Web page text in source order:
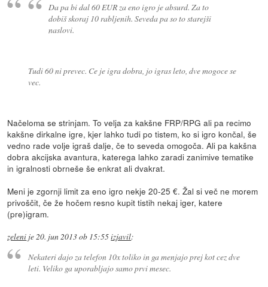
Da pa bi dal 60 EUR za eno igro je absurd. Za to
dobiš skoraj 10 rabljenih. Seveda pa so to starejši
naslovi.
Tudi 60 ni prevec. Ce je igra dobra, jo igras leto, dve mogoce se
vec.
Načeloma se strinjam. To velja za kakšne FRP/RPG ali pa recimo
kakšne dirkalne igre, kjer lahko tudi po tistem, ko si igro končal, še
vedno rade volje igraš dalje, če to seveda omogoča. Ali pa kakšna
dobra akcijska avantura, katerega lahko zaradi zanimive tematike
in igralnosti obrneše še enkrat ali dvakrat.
Meni je zgornji limit za eno igro nekje 20-25 €. Žal si več ne morem
privoščit, če že hočem resno kupit tistih nekaj iger, katere
(pre)igram.
zeleni je20. jun 2013 ob 15:55izjavil:
Nekateri dajo za telefon 10x toliko in ga menjajo prej kot cez dve
leti. Veliko ga uporabljajo samo prvi mesec.